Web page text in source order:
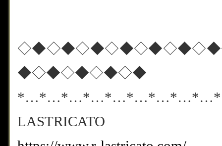
◆◇◆◇◆◇◆◇◆
LASTRICATO